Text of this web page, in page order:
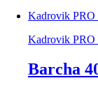
Kadrovik PRO
Kadrovik PRO
Barcha